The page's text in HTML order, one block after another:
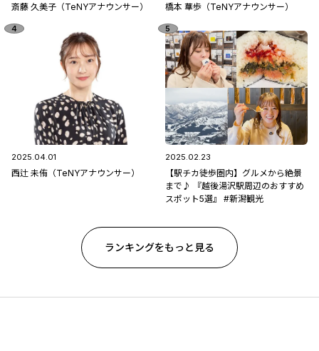
斎藤 久美子（TeNYアナウンサー） 橋本 華歩（TeNYアナウンサー）
2025.04.01
西辻 未侑（TeNYアナウンサー）
2025.02.23
【駅チカ徒歩圏内】グルメから絶景
まで♪ 『越後湯沢駅周辺のおすすめ
スポット5選』 #新潟観光
ランキングをもっと見る